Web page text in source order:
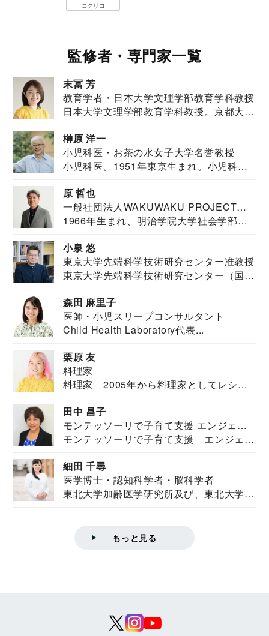
コクリコ
監修者・専門家一覧
末冨 芳
教育学者・日本大学文理学部教育学科教授
日本大学文理学部教育学科教授。京都大学
榊原 洋一
小児科医・お茶の水女子大学名誉教授
小児科医。1951年東京生まれ。小児科
原 哲也
一般社団法人WAKUWAKU PROJECT
JAPAN代表・言語聴覚士・社会福祉士
1966年生まれ、明治学院大学社会学部福
小泉 悠
東京大学先端科学技術研究センター准教授
東京大学先端科学技術研究センター（国際
森田 麻里子
医師・小児スリープコンサルタント
Child Health Laboratory代表...
栗原 友
料理家
料理家 2005年から料理家としてレシピ
田中 昌子
モンテッソーリで子育て支援 エンジェル
ズハウス研究所所長
モンテッソーリで子育て支援 エンジェル
細田 千尋
医学博士・認知科学者・脳科学者
東北大学加齢医学研究所及び、東北大学大
もっと見る